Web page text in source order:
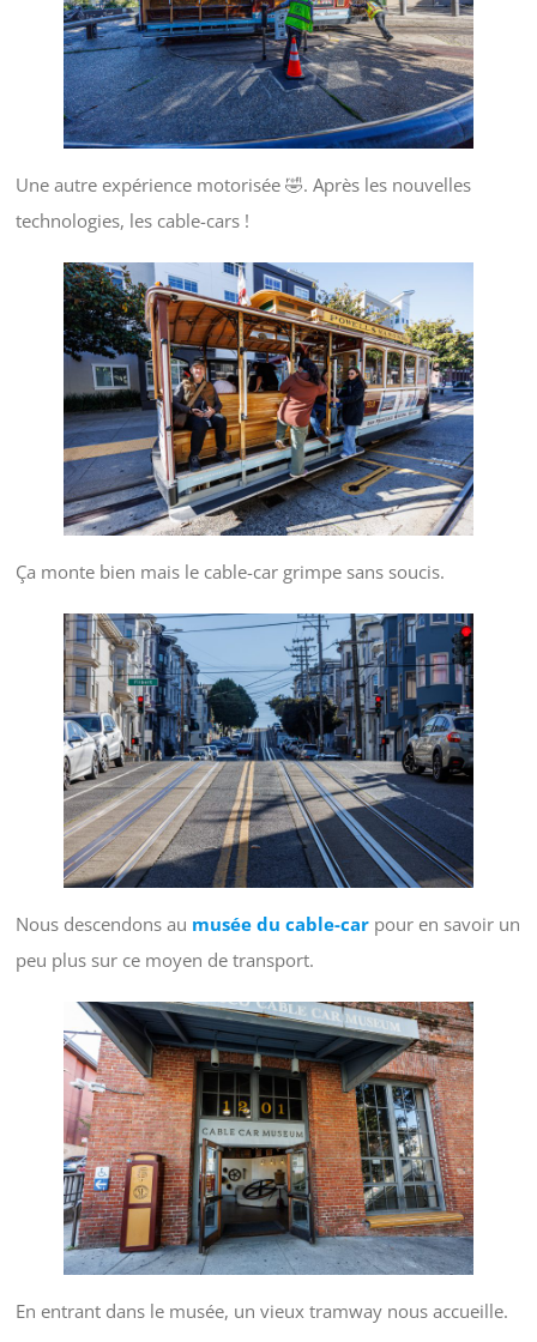
Une autre expérience motorisée 🤣. Après les nouvelles
technologies, les cable-cars !
Ça monte bien mais le cable-car grimpe sans soucis.
Nous descendons au musée du cable-carpour en savoir un
peu plus sur ce moyen de transport.
En entrant dans le musée, un vieux tramway nous accueille.